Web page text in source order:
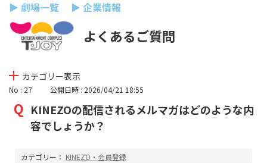
▶ 劇場一覧 ▶ 企業情報
よくあるご質問
カテゴリー表示
No : 27 公開日時 : 2026/04/21 18:55
KINEZOの配信されるメルマガはどのような内
容でしょうか？
カテゴリー： KINEZO・会員登録